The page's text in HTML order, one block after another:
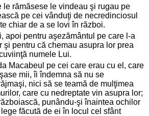
le rămăsese le vindeau şi rugau pe
pe cei vânduţi de necredinciosul
chiar de a se lovi în război.
apoi pentru aşezământul pe care l-a
şi pentru că chemau asupra lor prea
numele Lui.
Macabeul pe cei care erau cu el, care
mii, îi îndemna să nu se
nici să se teamă de mulţimea
care cu nedreptate vin asupra lor;
punându-şi înaintea ochilor
făcută de ei în locul cel sfânt